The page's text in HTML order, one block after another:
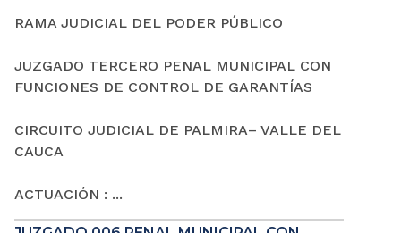
RAMA JUDICIAL DEL PODER PÚBLICO
JUZGADO TERCERO PENAL MUNICIPAL CON
FUNCIONES DE CONTROL DE GARANTÍAS
CIRCUITO JUDICIAL DE PALMIRA– VALLE DEL
CAUCA
ACTUACIÓN : ...